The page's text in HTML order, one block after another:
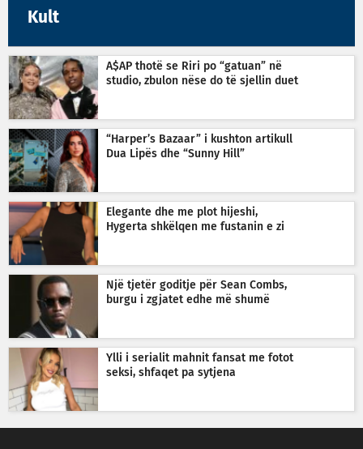
Kult
A$AP thotë se Riri po “gatuan” në
studio, zbulon nëse do të sjellin duet
“Harper’s Bazaar” i kushton artikull
Dua Lipës dhe “Sunny Hill”
Elegante dhe me plot hijeshi,
Hygerta shkëlqen me fustanin e zi
Një tjetër goditje për Sean Combs,
burgu i zgjatet edhe më shumë
Ylli i serialit mahnit fansat me fotot
seksi, shfaqet pa sytjena